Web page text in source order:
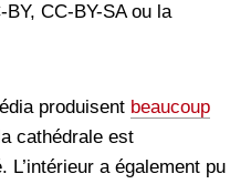
CC-BY-SA ou la
produisent beaucoup
cathédrale est
L’intérieur a également pu